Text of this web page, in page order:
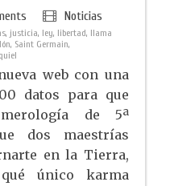
Noticias
, justicia, ley, libertad, llama
, Saint Germain,
web con una
datos para que
de 5ª
dos maestrías
en la Tierra,
único karma